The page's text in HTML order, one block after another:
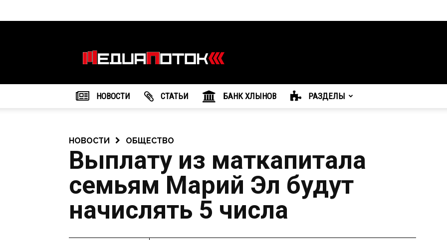
агентство
"МедиаПоток"
НОВОСТИ CТАТЬИ БАНК ХЛЫНОВ РАЗДЕЛЫ
НОВОСТИ ОБЩЕСТВО
Выплату из маткапитала
семьям Марий Эл будут
начислять 5 числа